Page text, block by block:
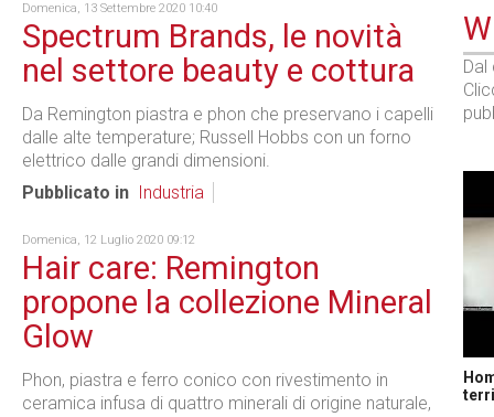
Domenica, 13 Settembre 2020 10:40
Spectrum Brands, le novità
nel settore beauty e cottura
Da Remington piastra e phon che preservano i capelli
dalle alte temperature; Russell Hobbs con un forno
elettrico dalle grandi dimensioni.
Pubblicato in
Industria
Domenica, 12 Luglio 2020 09:12
Hair care: Remington
propone la collezione Mineral
Glow
Phon, piastra e ferro conico con rivestimento in
ceramica infusa di quattro minerali di origine naturale,